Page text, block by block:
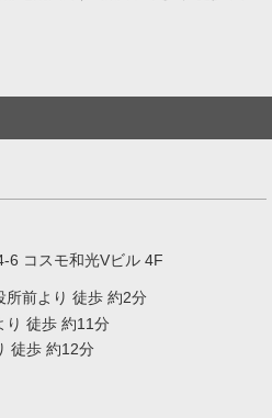
6 コスモ和光Vビル 4F
所前より 徒歩 約2分
り 徒歩 約11分
徒歩 約12分